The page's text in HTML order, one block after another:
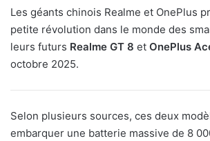
Les géants chinois Realme et OnePlus
petite révolution dans le monde des
leurs futurs Realme GT 8 et OnePlus
octobre 2025.
Selon plusieurs sources, ces deux
embarquer une batterie massive de 8